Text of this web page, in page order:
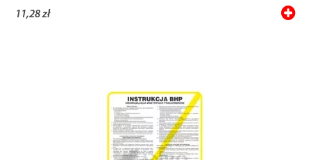
11,28 zł